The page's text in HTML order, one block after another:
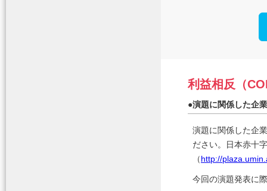
利益相反（
●演題に関係した企
演題に関係した企
ださい。日本赤十
（http://
今回の演題発表に